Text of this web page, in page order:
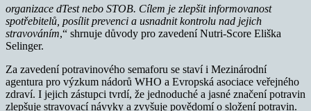
organizace dTest nebo STOB. Cílem je zlepšit informovanost
spotřebitelů, posílit prevenci a usnadnit kontrolu nad jejich
stravováním,“ shrnuje důvody pro zavedení Nutri-Score Eliška
Selinger.
Za zavedení potravinového semaforu se staví i Mezinárodní
agentura pro výzkum nádorů WHO a Evropská asociace veřejného
zdraví. I jejich zástupci tvrdí, že jednoduché a jasné značení potravin
zlepšuje stravovací návyky a zvyšuje povědomí o složení potravin.